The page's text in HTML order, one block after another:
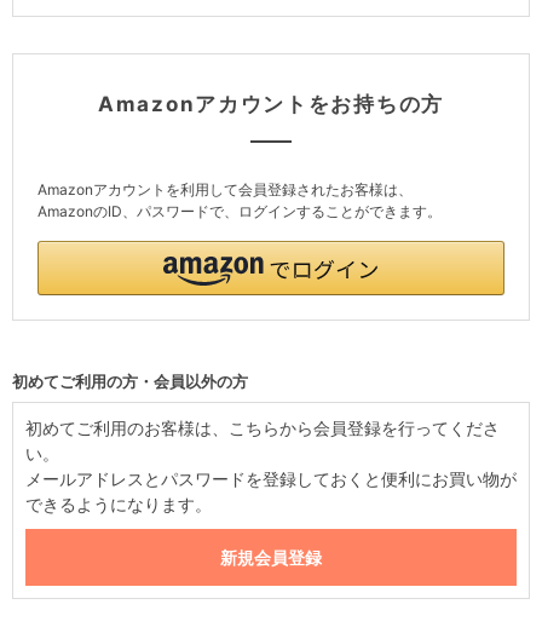
Amazonアカウントをお持ちの方
Amazonアカウントを利用して会員登録されたお客様は、
AmazonのID、パスワードで、ログインすることができます。
初めてご利用の方・会員以外の方
初めてご利用のお客様は、こちらから会員登録を行ってくださ
い。
メールアドレスとパスワードを登録しておくと便利にお買い物が
できるようになります。